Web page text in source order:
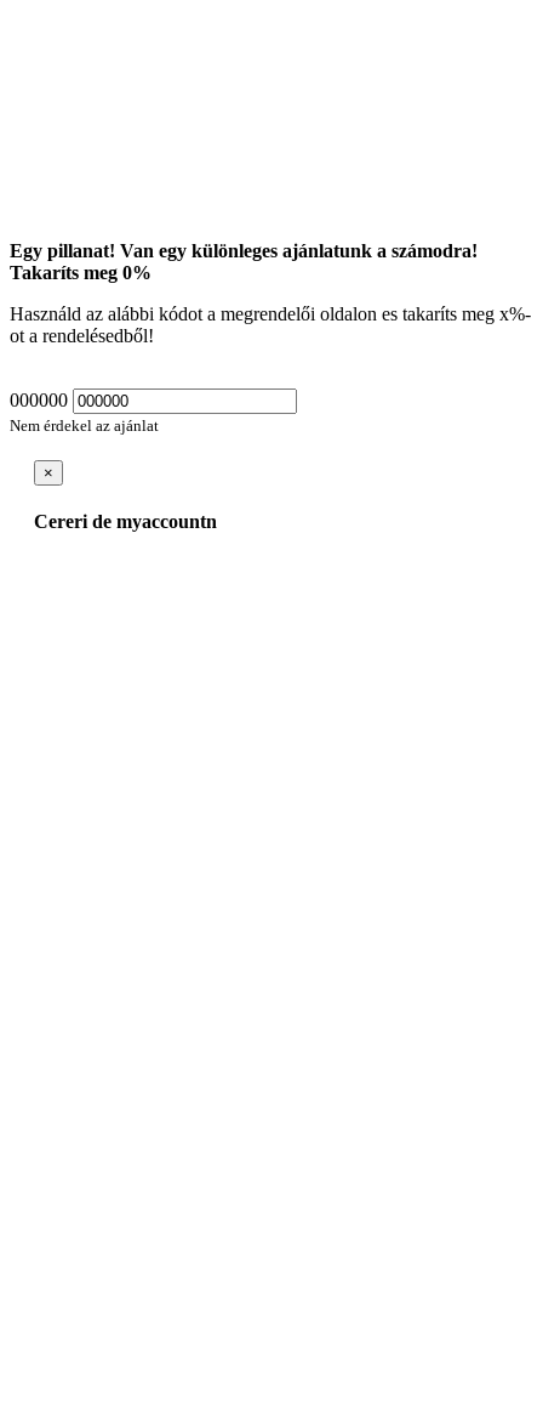
Egy pillanat! Van egy különleges ajánlatunk a számodra!
Takaríts meg 0%
Használd az alábbi kódot a megrendelői oldalon es takaríts meg x%-
ot a rendelésedből!
000000
Nem érdekel az ajánlat
×
Cereri de myaccountn